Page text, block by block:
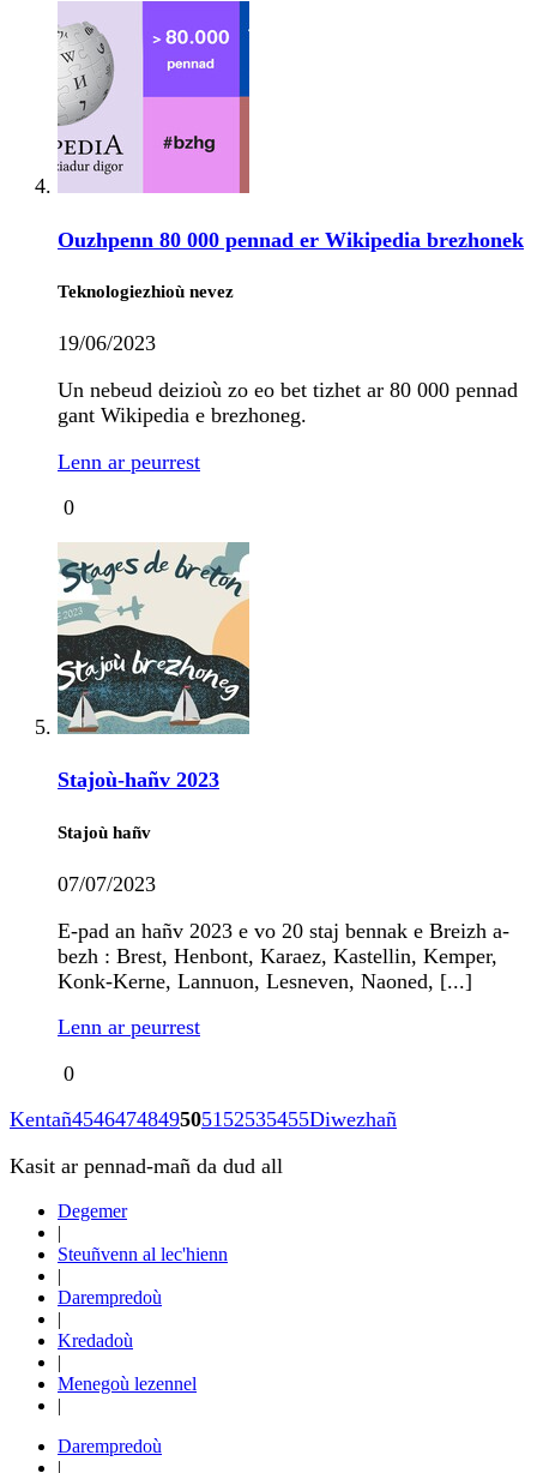
Ouzhpenn 80 000 pennad er Wikipedia brezhonek
Teknologiezhioù nevez
19/06/2023
Un nebeud deizioù zo eo bet tizhet ar 80 000 pennad
gant Wikipedia e brezhoneg.
Lenn ar peurrest
0
Stajoù-hañv 2023
Stajoù hañv
07/07/2023
E-pad an hañv 2023 e vo 20 staj bennak e Breizh a-
bezh : Brest, Henbont, Karaez, Kastellin, Kemper,
Konk-Kerne, Lannuon, Lesneven, Naoned, [...]
Lenn ar peurrest
0
Kentañ4546474849505152535455Diwezhañ
Kasit ar pennad-mañ da dud all
Degemer
|
Steuñvenn al lec'hienn
|
Darempredoù
|
Kredadoù
|
Menegoù lezennel
|
Darempredoù
|